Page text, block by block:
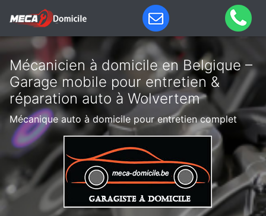
Mécanicien à domicile en Belgique –
Garage mobile pour entretien &
réparation auto à Wolvertem
Mécanique auto à domicile pour entretien complet